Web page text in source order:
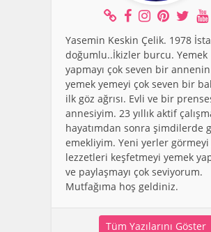
Yasemin Keskin Çelik. 1978
doğumlu..İkizler burcu. Yemek
yapmayı çok seven bir
yemek yemeyi çok seven bir
ilk göz ağrısı. Evli ve bir
annesiyim. 23 yıllık aktif
hayatımdan sonra şimdilerde
emekliyim. Yeni yerler görmeyi
lezzetleri keşfetmeyi yemek
ve paylaşmayı çok seviyorum.
Mutfağıma hoş geldiniz.
Tüm Yazılarını Göster